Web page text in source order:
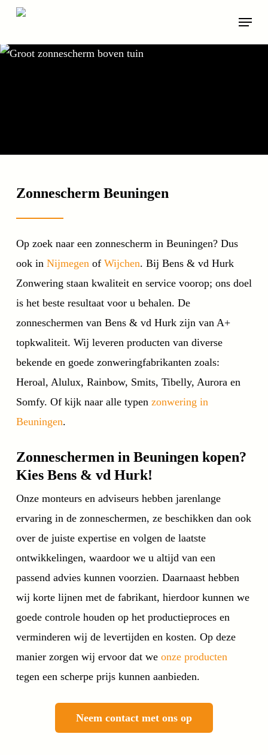
Skip
main
Menu
Zonnescherm Beuningen
Op zoek naar een zonnescherm in Beuningen? Dus
ook in Nijmegen of Wijchen. Bij Bens & vd Hurk
Zonwering staan kwaliteit en service voorop; ons doel
is het beste resultaat voor u behalen. De
zonneschermen van Bens & vd Hurk zijn van A+
topkwaliteit. Wij leveren producten van diverse
bekende en goede zonweringfabrikanten zoals:
Heroal, Alulux, Rainbow, Smits, Tibelly, Aurora en
Somfy. Of kijk naar alle typen zonwering in
Beuningen.
Zonneschermen in Beuningen kopen?
Kies Bens & vd Hurk!
Onze monteurs en adviseurs hebben jarenlange
ervaring in de zonneschermen, ze beschikken dan ook
over de juiste expertise en volgen de laatste
ontwikkelingen, waardoor we u altijd van een
passend advies kunnen voorzien. Daarnaast hebben
wij korte lijnen met de fabrikant, hierdoor kunnen we
goede controle houden op het productieproces en
verminderen wij de levertijden en kosten. Op deze
manier zorgen wij ervoor dat we onze producten
tegen een scherpe prijs kunnen aanbieden.
Neem contact met ons op